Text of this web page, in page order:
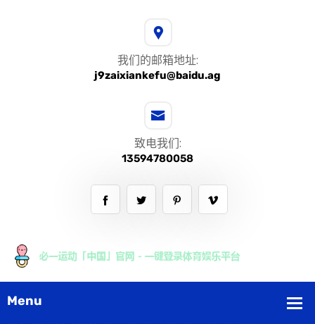
我们的邮箱地址:
j9zaixiankefu@baidu.ag
致电我们:
13594780058